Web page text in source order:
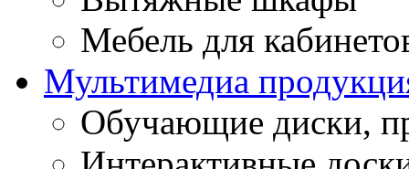
Мебель для
Мультимедиа
Обучающие диски,